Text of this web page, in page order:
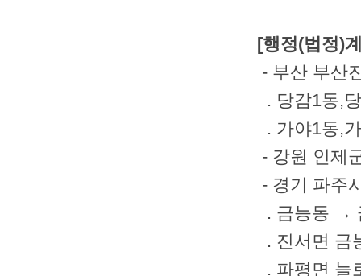
[행정(법정)
- 부산 부산
. 당감1동,
. 가야1동,
- 강원 인제
- 경기 파주
. 금능동 →
. 진서면 금
. 파평면 늘